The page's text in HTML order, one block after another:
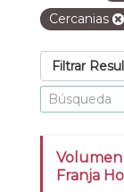
Cercanias
Filtrar
Volumen
Franja